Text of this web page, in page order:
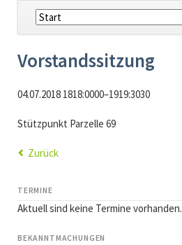
Navigation
überspringen
Vorstandssitzung
04.07.2018 1818:0000–1919:3030
Stützpunkt Parzelle 69
Zurück
TERMINE
Aktuell sind keine Termine vorhanden.
BEKANNTMACHUNGEN